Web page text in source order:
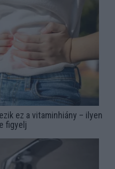
ez a vitaminhiány – ilyen
figyelj